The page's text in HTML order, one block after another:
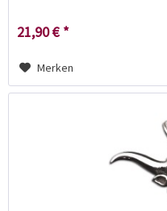
21,90 € *
Merken